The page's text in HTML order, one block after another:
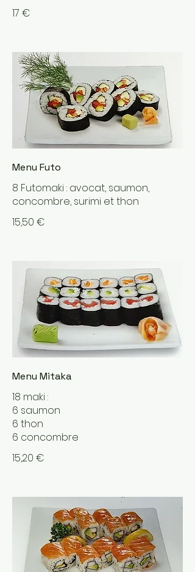
17 €
Menu Futo
8 Futomaki : avocat, saumon,
concombre, surimi et thon
15,50 €
Menu Mitaka
18 maki :
6 saumon
6 thon
6 concombre
15,20 €